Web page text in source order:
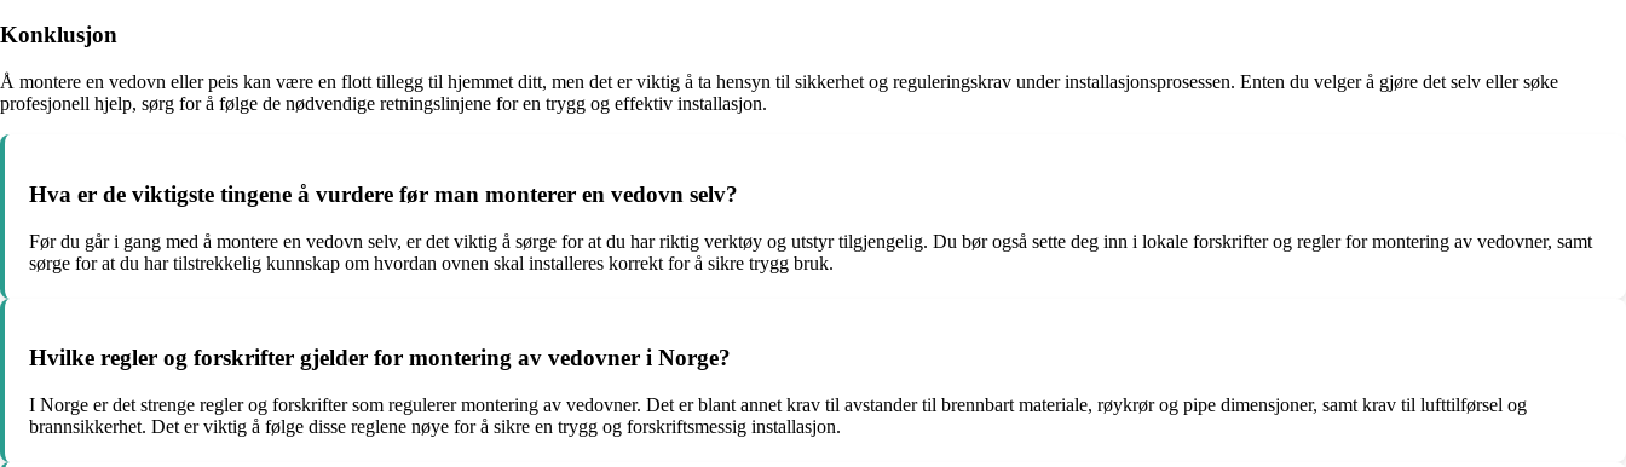
Konklusjon
Å montere en vedovn eller peis kan være en flott tillegg til hjemmet ditt, men det er viktig å ta hensyn til sikkerhet og reguleringskrav under installasjonsprosessen. Enten du velger å gjøre det selv eller søke
profesjonell hjelp, sørg for å følge de nødvendige retningslinjene for en trygg og effektiv installasjon.
Hva er de viktigste tingene å vurdere før man monterer en vedovn selv?
Før du går i gang med å montere en vedovn selv, er det viktig å sørge for at du har riktig verktøy og utstyr tilgjengelig. Du bør også sette deg inn i lokale forskrifter og regler for montering av vedovner, samt
sørge for at du har tilstrekkelig kunnskap om hvordan ovnen skal installeres korrekt for å sikre trygg bruk.
Hvilke regler og forskrifter gjelder for montering av vedovner i Norge?
I Norge er det strenge regler og forskrifter som regulerer montering av vedovner. Det er blant annet krav til avstander til brennbart materiale, røykrør og pipe dimensjoner, samt krav til lufttilførsel og
brannsikkerhet. Det er viktig å følge disse reglene nøye for å sikre en trygg og forskriftsmessig installasjon.